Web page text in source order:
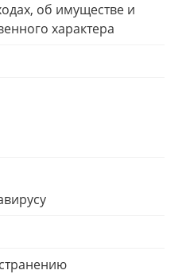
об имуществе и
характера